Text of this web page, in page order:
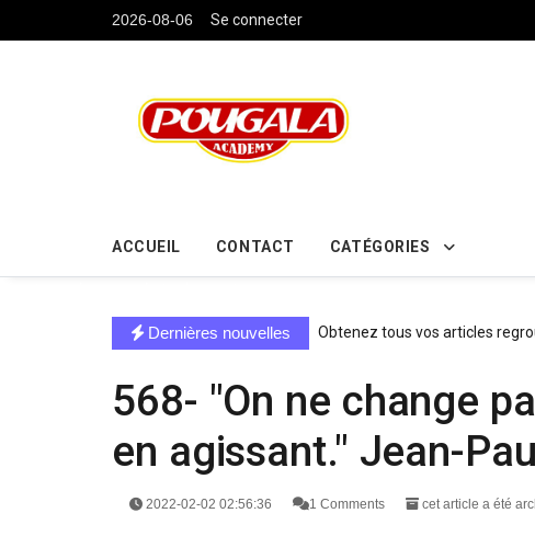
2026-08-06 Se connecter
ACCUEIL CONTACT CATÉGORIES
Dernières nouvelles Obtenez tous vos articles
568- "On ne change
en agissant." Jean-
2022-02-02 02:56:36 1 Comments cet article a été